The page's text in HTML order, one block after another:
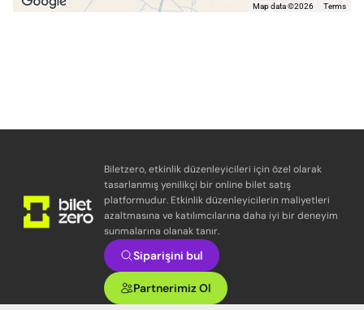
Map data ©2026 Terms
Biletzero, etkinlik düzenleyicileri için özel olarak
tasarlanmış yenilikçi bir online bilet satış
platformudur. Etkinlik düzenleyicilerin maliyetleri
azaltmasına ve katılımcılarına daha iyi bir deneyim
sunmalarına olanak tanır.
Siparişini bul
Partnerimiz Ol